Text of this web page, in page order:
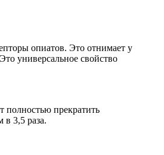
опиатов. Это отнимает у
универсальное свойство
полностью прекратить
в 3,5 раза.